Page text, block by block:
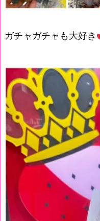
ガチャガチャも大好き